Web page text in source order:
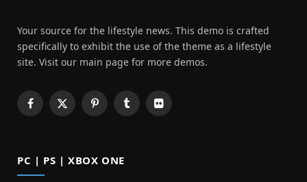
Your source for the lifestyle news. This demo is crafted
specifically to exhibit the use of the theme as a lifestyle
site. Visit our main page for more demos.
Facebook
X
PinterestTumblrFlickr
PC | PS | XBOX ONE